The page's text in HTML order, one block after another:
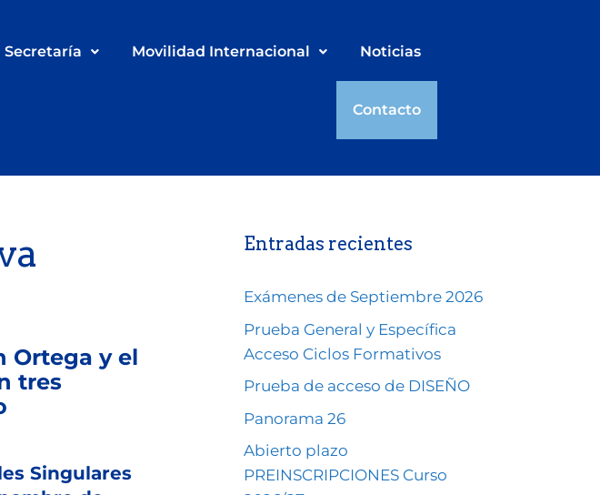
Secretaría Movilidad Internacional Noticias
Contacto
Ortega y el
tres
Singulares
Entradas recientes
Exámenes de Septiembre 2026
Prueba General y Específica
Acceso Ciclos Formativos
Prueba de acceso de DISEÑO
Panorama 26
Abierto plazo
PREINSCRIPCIONES Curso